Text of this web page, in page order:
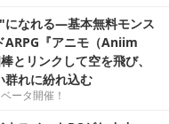
なれる―基本無料モンス
ARPG『アニモ（Aniim
とリンクして空を飛び、
群れに紛れ込む
ータ開催！